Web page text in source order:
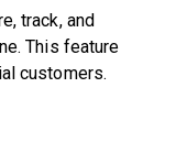
track, and
This feature
customers.